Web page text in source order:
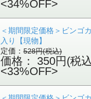
<34%OFF>
＜期間限定価格＞ビンゴ
入り【現物】
定価：528円(税込)
価格： 350円(税
<33%OFF>